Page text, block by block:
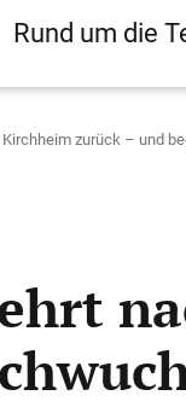
Rund um die
zurück – und